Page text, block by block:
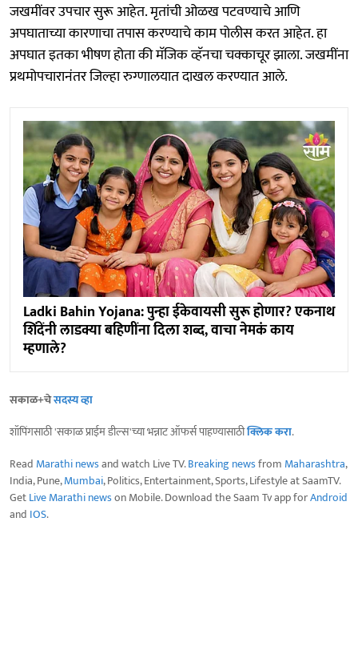
जखमींवर उपचार सुरू आहेत. मृतांची ओळख पटवण्याचे आणि
अपघाताच्या कारणाचा तपास करण्याचे काम पोलीस करत आहेत. हा
अपघात इतका भीषण होता की मॅजिक व्हॅनचा चक्काचूर झाला. जखमींना
प्रथमोपचारानंतर जिल्हा रुग्णालयात दाखल करण्यात आले.
Ladki Bahin Yojana: पुन्हा ईकेवायसी सुरू होणार? एकनाथ
शिंदेंनी लाडक्या बहि‍णींना दिला शब्द, वाचा नेमकं काय
म्हणाले?
सकाळ+चेसदस्य व्हा
शॉपिंगसाठी 'सकाळ प्राईम डील्स'च्या भन्नाट ऑफर्स पाहण्यासाठीक्लिक करा.
Read Marathi newsand watch Live TV.Breaking newsfrom Maharashtra,
India, Pune,Mumbai, Politics, Entertainment, Sports, Lifestyle at SaamTV.
GetLive Marathi newson Mobile. Download the Saam Tv app forAndroid
and IOS.